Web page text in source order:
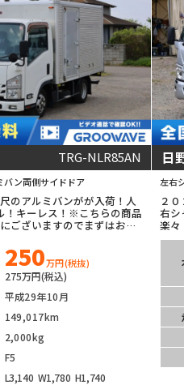
TRG-NLR85AN
バン両側サイドドア
のアルミバンがが入荷！人
！キーレス！※こちらの商品
ございますのでまずはお問
250万円(税抜)
275万円(税込)
平成29年10月
149,017km
2,000kg
F5
L3,140 W1,780 H1,740
日
左右
２
右シ
楽々
※こ
の